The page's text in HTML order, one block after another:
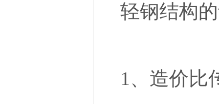
轻钢结构
1、造价比